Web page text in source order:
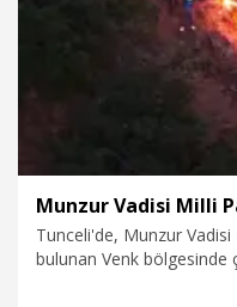
Munzur Vadisi Milli
Tunceli'de, Munzur Vadisi
bulunan Venk bölgesinde